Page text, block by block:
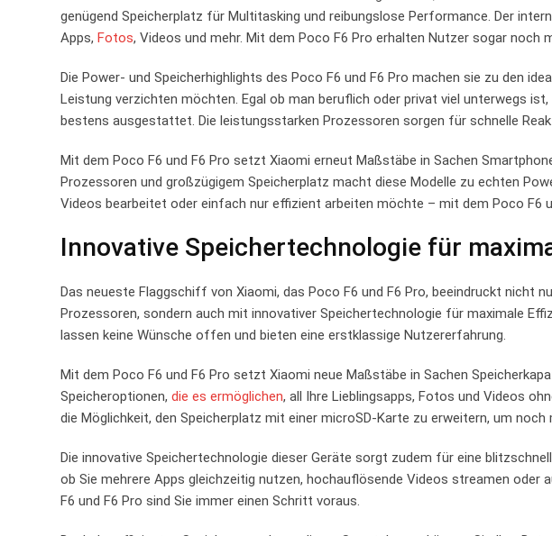
genügend Speicherplatz für Multitasking und reibungslose Performance. Der
Apps, Fotos, Videos und mehr. Mit dem Poco F6 Pro erhalten Nutzer sogar noch
Die Power- und Speicherhighlights des Poco F6 und F6 Pro machen sie zu den
Leistung verzichten möchten. Egal ob man beruflich oder privat viel unterwegs
bestens ausgestattet. Die leistungsstarken Prozessoren sorgen für schnelle
Mit dem Poco F6 und F6 Pro setzt Xiaomi erneut Maßstäbe in Sachen
Prozessoren und großzügigem Speicherplatz macht diese Modelle zu echten
Videos bearbeitet oder einfach nur effizient arbeiten möchte – mit dem Poco F6
Innovative Speichertechnologie für
Das neueste Flaggschiff von Xiaomi, das Poco F6 und F6 Pro, beeindruckt nicht
Prozessoren, sondern auch mit innovativer Speichertechnologie für maximale
lassen keine Wünsche offen und bieten eine erstklassige Nutzererfahrung.
Mit dem Poco F6 und F6 Pro setzt Xiaomi neue Maßstäbe in Sachen
Speicheroptionen, die es ermöglichen, all Ihre Lieblingsapps, Fotos und Videos
die Möglichkeit, den Speicherplatz mit einer microSD-Karte zu erweitern, um noch
Die innovative Speichertechnologie dieser Geräte sorgt zudem für eine
ob Sie mehrere Apps gleichzeitig nutzen, hochauflösende Videos streamen oder
F6 und F6 Pro sind Sie immer einen Schritt voraus.